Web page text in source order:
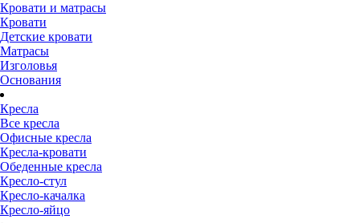
Кровати и матрасы
Кровати
Детские кровати
Матрасы
Изголовья
Основания
Кресла
Все кресла
Офисные кресла
Кресла-кровати
Обеденные кресла
Кресло-стул
Кресло-качалка
Кресло-яйцо